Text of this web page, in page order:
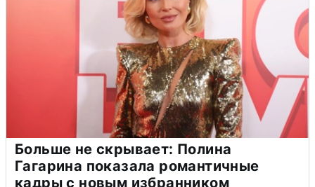
Больше не скрывает: Полина
Гагарина показала романтичные
кадры с новым избранником